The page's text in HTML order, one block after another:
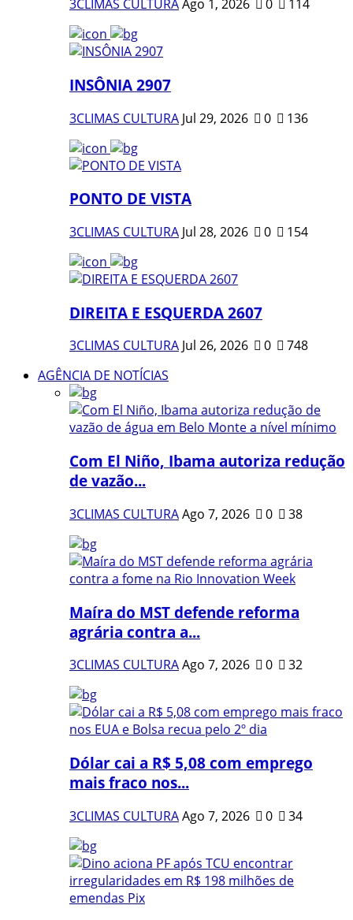
3CLIMAS CULTURAAgo 1, 2026 0 114
INSÔNIA 2907
3CLIMAS CULTURA Jul 29, 2026 0 136
PONTO DE VISTA
3CLIMAS CULTURA Jul 28, 2026 0 154
DIREITA E ESQUERDA 2607
3CLIMAS CULTURA Jul 26, 2026 0
748
AGÊNCIA DE NOTÍCIAS
Com El Niño, Ibama autoriza redução
de vazão...
3CLIMAS CULTURAAgo 7, 2026 0 38
Maíra do MST defende reforma
agrária contra a...
3CLIMAS CULTURAAgo 7, 2026 0 32
Dólar cai a R$ 5,08 com emprego
mais fraco nos...
3CLIMAS CULTURAAgo 7, 2026 0 34